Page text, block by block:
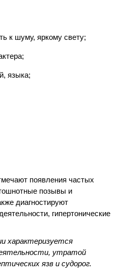
к шуму, яркому свету;
языка;
появления частых
позывы и
диагностируют
гипертонические
характеризуется
утратой
язв и судорог.